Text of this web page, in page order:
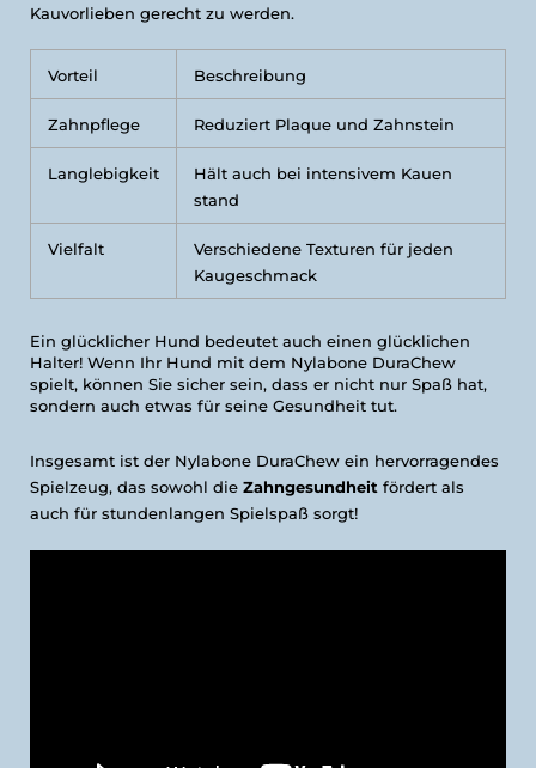
Kauvorlieben gerecht zu werden.
Vorteil Beschreibung
Zahnpflege Reduziert Plaque und Zahnstein
Langlebigkeit
Hält auch bei intensivem Kauen
stand
Vielfalt
Verschiedene Texturen für jeden
Kaugeschmack
Ein glücklicher Hund bedeutet auch einen glücklichen
Halter! Wenn Ihr Hund mit dem Nylabone DuraChew
spielt, können Sie sicher sein, dass er nicht nur Spaß hat,
sondern auch etwas für seine Gesundheit tut.
Insgesamt ist der Nylabone DuraChew ein hervorragendes
Spielzeug, das sowohl die Zahngesundheit fördert als
auch für stundenlangen Spielspaß sorgt!